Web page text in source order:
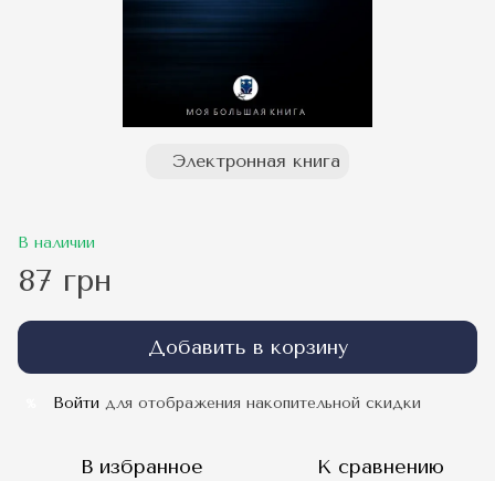
Электронная книга
В наличии
87 грн
Добавить в корзину
Войти для отображения накопительной скидки
В избранное К сравнению